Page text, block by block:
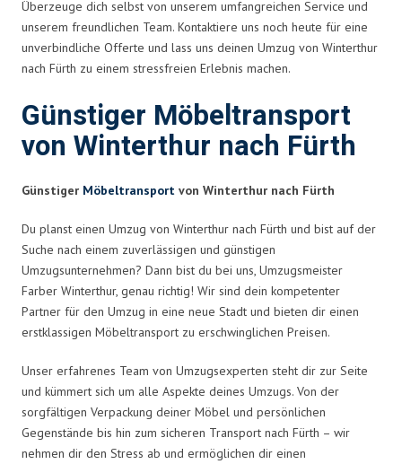
Überzeuge dich selbst von unserem umfangreichen Service und
unserem freundlichen Team. Kontaktiere uns noch heute für eine
unverbindliche Offerte und lass uns deinen Umzug von Winterthur
nach Fürth zu einem stressfreien Erlebnis machen.
Günstiger Möbeltransport
von Winterthur nach Fürth
Günstiger Möbeltransport von Winterthur nach Fürth
Du planst einen Umzug von Winterthur nach Fürth und bist auf der
Suche nach einem zuverlässigen und günstigen
Umzugsunternehmen? Dann bist du bei uns, Umzugsmeister
Farber Winterthur, genau richtig! Wir sind dein kompetenter
Partner für den Umzug in eine neue Stadt und bieten dir einen
erstklassigen Möbeltransport zu erschwinglichen Preisen.
Unser erfahrenes Team von Umzugsexperten steht dir zur Seite
und kümmert sich um alle Aspekte deines Umzugs. Von der
sorgfältigen Verpackung deiner Möbel und persönlichen
Gegenstände bis hin zum sicheren Transport nach Fürth – wir
nehmen dir den Stress ab und ermöglichen dir einen